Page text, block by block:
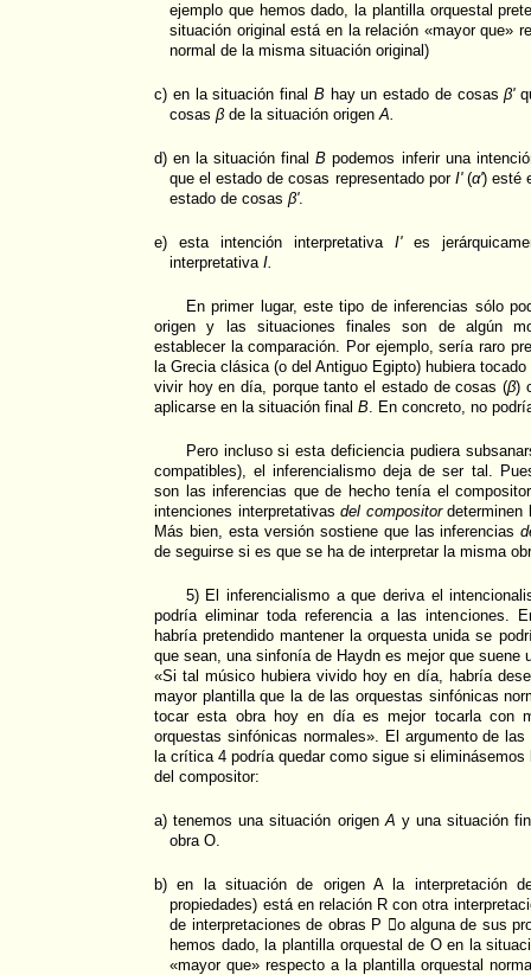
ejemplo que hemos dado, la plantilla orquestal
situación original está en la relación «mayor que»
normal de la misma situación original)
c) en la situación final Bhay un estado de cosasβ'
cosasβ de la situación origenA.
d) en la situación finalB podemos inferir una
que el estado de cosas representado por I'(α') esté
estado de cosasβ'.
e) esta intención interpretativa I'es
interpretativaI.
En primer lugar, este tipo de inferencias sólo
origen y las situaciones finales son de algún
establecer la comparación. Por ejemplo, sería raro
la Grecia clásica (o del Antiguo Egipto) hubiera
vivir hoy en día, porque tanto el estado de cosas (β)
aplicarse en la situación final B. En concreto, no
Pero incluso si esta deficiencia pudiera
compatibles), el inferencialismo deja de ser tal.
son las inferencias que de hecho tenía el
intenciones interpretativasdel compositordeterminen
Más bien, esta versión sostiene que las inferencias
de seguirse si es que se ha de interpretar la misma
5) El inferencialismo a que deriva el
podría eliminar toda referencia a las intenciones.
habría pretendido mantener la orquesta unida se
que sean, una sinfonía de Haydn es mejor que suene
«Si tal músico hubiera vivido hoy en día, habría
mayor plantilla que la de las orquestas sinfónicas
tocar esta obra hoy en día es mejor tocarla con
orquestas sinfónicas normales». El argumento de
la crítica 4 podría quedar como sigue si
del compositor:
a) tenemos una situación origenA y una situación
obra O.
b) en la situación de origen A la interpretación
propiedades) está en relación R con otra
de interpretaciones de obras P o alguna de sus
hemos dado, la plantilla orquestal de O en la
«mayor que» respecto a la plantilla orquestal